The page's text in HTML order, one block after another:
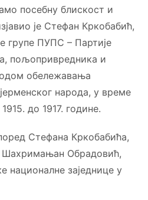
посебну блискост и
је Стефан Кркобабић,
групе ПУПС – Партије
пољопривредника и
обележавања
народа, у време
до 1917. године.
Стефана Кркобабића,
Обрадовић,
националне заједнице у